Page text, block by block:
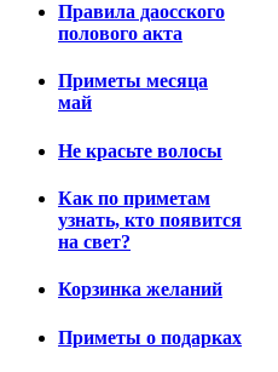
Правила даосского
полового акта
Приметы месяца
май
Не красьте волосы
Как по приметам
узнать, кто появится
на свет?
Корзинка желаний
Приметы о подарках